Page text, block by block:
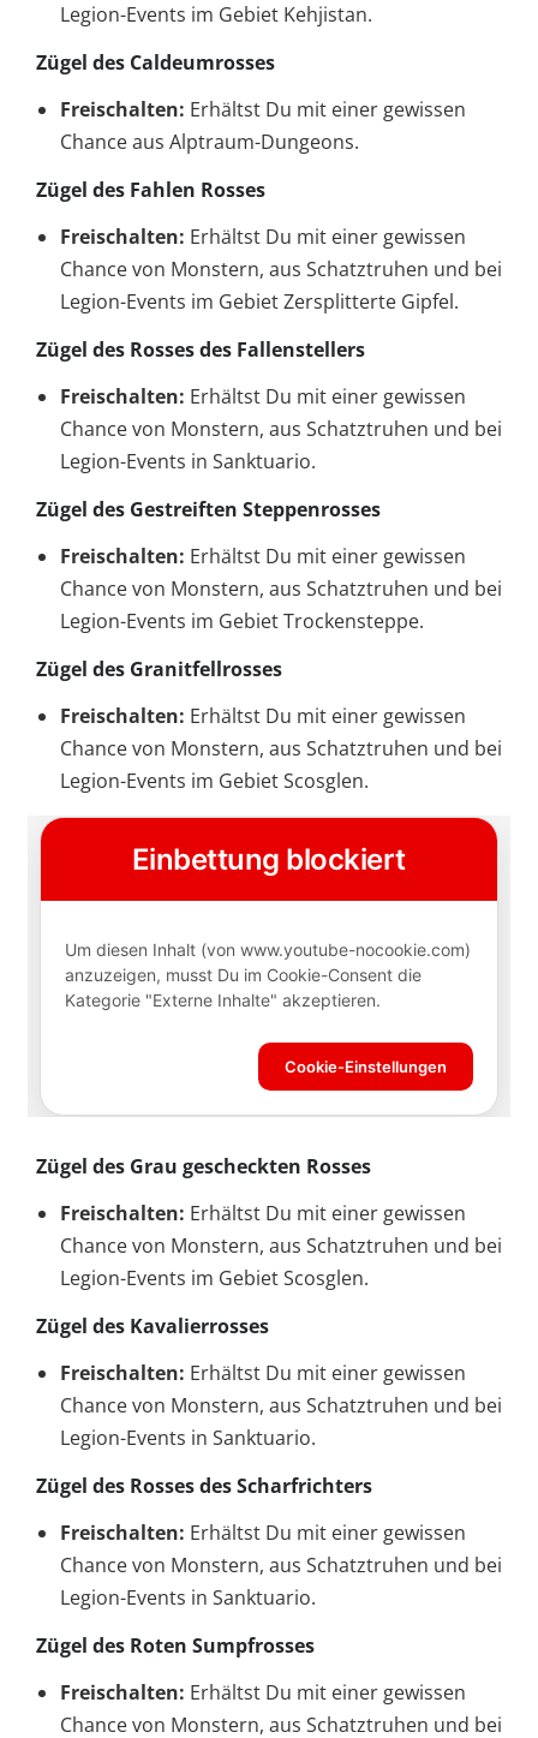
Legion-Events im Gebiet Kehjistan.
Zügel des Caldeumrosses
Freischalten: Erhältst Du mit einer gewissen
Chance aus Alptraum-Dungeons.
Zügel des Fahlen Rosses
Freischalten: Erhältst Du mit einer gewissen
Chance von Monstern, aus Schatztruhen und bei
Legion-Events im Gebiet Zersplitterte Gipfel.
Zügel des Rosses des Fallenstellers
Freischalten: Erhältst Du mit einer gewissen
Chance von Monstern, aus Schatztruhen und bei
Legion-Events in Sanktuario.
Zügel des Gestreiften Steppenrosses
Freischalten: Erhältst Du mit einer gewissen
Chance von Monstern, aus Schatztruhen und bei
Legion-Events im Gebiet Trockensteppe.
Zügel des Granitfellrosses
Freischalten: Erhältst Du mit einer gewissen
Chance von Monstern, aus Schatztruhen und bei
Legion-Events im Gebiet Scosglen.
Zügel des Grau gescheckten Rosses
Freischalten: Erhältst Du mit einer gewissen
Chance von Monstern, aus Schatztruhen und bei
Legion-Events im Gebiet Scosglen.
Zügel des Kavalierrosses
Freischalten: Erhältst Du mit einer gewissen
Chance von Monstern, aus Schatztruhen und bei
Legion-Events in Sanktuario.
Zügel des Rosses des Scharfrichters
Freischalten: Erhältst Du mit einer gewissen
Chance von Monstern, aus Schatztruhen und bei
Legion-Events in Sanktuario.
Zügel des Roten Sumpfrosses
Freischalten: Erhältst Du mit einer gewissen
Chance von Monstern, aus Schatztruhen und bei